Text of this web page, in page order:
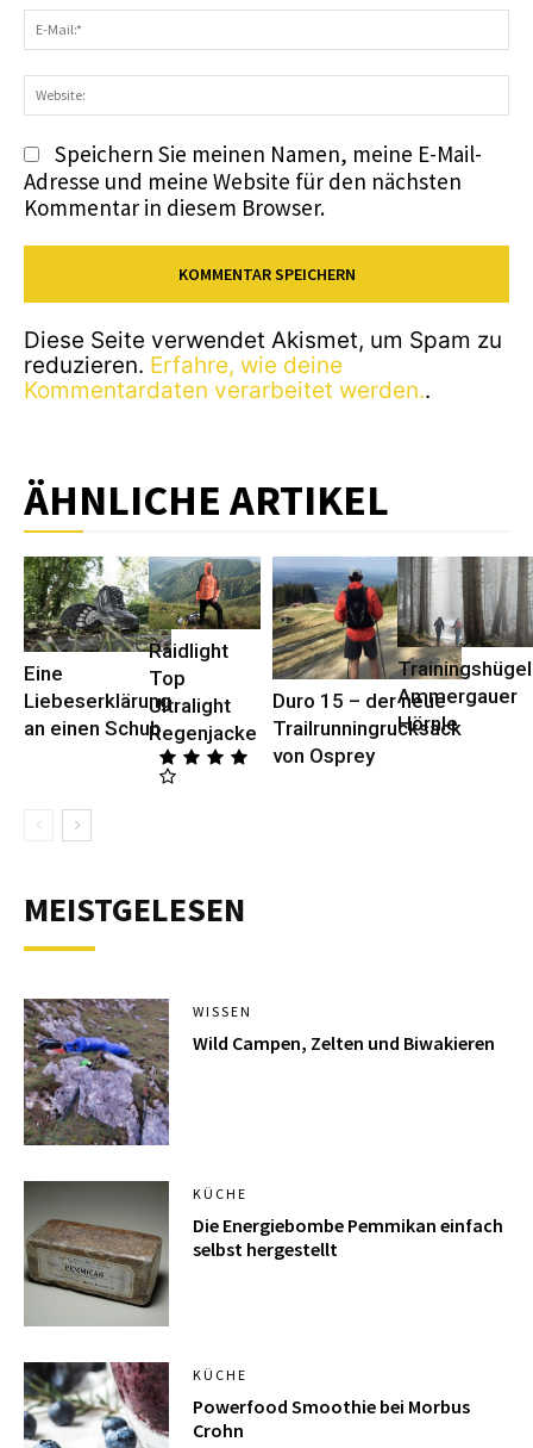
Speichern Sie meinen Namen, meine E-Mail-
Adresse und meine Website für den nächsten
Kommentar in diesem Browser.
Diese Seite verwendet Akismet, um Spam zu
reduzieren. Erfahre, wie deine
Kommentardaten verarbeitet werden..
ÄHNLICHE ARTIKEL
Eine
Liebeserklärung
an einen Schuh
Raidlight
Top
Ultralight
Regenjacke
Duro 15 – der neue
Trailrunningrucksack
von Osprey
Ammergauer
Hörnle
MEISTGELESEN
WISSEN
Wild Campen, Zelten und Biwakieren
KÜCHE
Die Energiebombe Pemmikan einfach
selbst hergestellt
KÜCHE
Powerfood Smoothie bei Morbus
Crohn